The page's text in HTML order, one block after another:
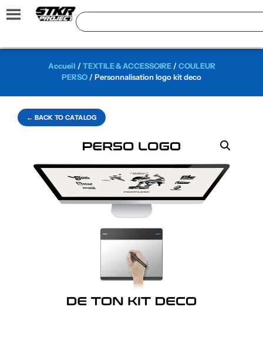
← BACK TO CATALOG
Accueil /TEXTILE & ACCESSOIRE/COULEUR
PERSO / Personnalisation logo kit deco